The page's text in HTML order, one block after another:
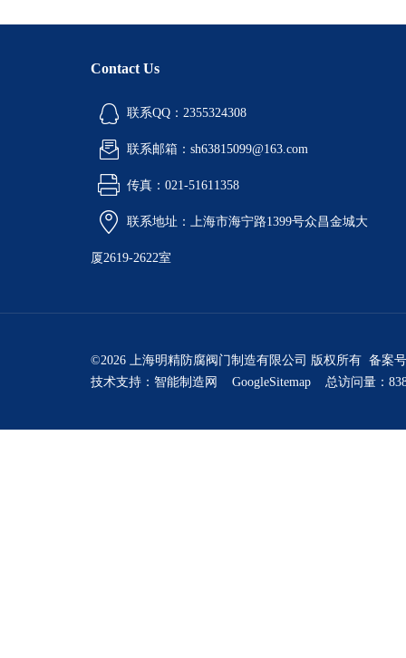
Contact Us
联系QQ：2355324308
联系邮箱：sh63815099@163.com
传真：021-51611358
联系地址：上海市海宁路1399号众昌金城大
厦2619-2622室
©2026 上海明精防腐阀门制造有限公司 版权所有 备案
技术支持： 智能制造网 GoogleSitemap 总访问量：